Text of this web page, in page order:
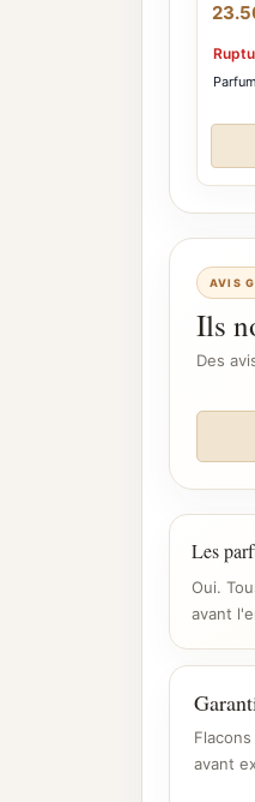
AVIS
Ils
Des
Les
Oui.
avant
avant